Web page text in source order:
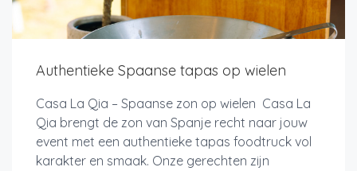
Authentieke Spaanse tapas op wielen
Casa La Qia – Spaanse zon op wielen Casa La
Qia brengt de zon van Spanje recht naar jouw
event met een authentieke tapas foodtruck vol
karakter en smaak. Onze gerechten zijn